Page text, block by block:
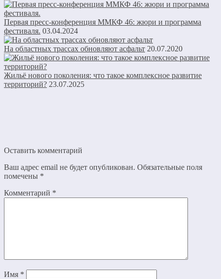
Первая пресс-конференция ММКФ 46: жюри и программа
фестиваля. 03.04.2024
На областных трассах обновляют асфальт 20.07.2020
Жильё нового поколения: что такое комплексное развитие
территорий? 23.07.2025
Оставить комментарий
Ваш адрес email не будет опубликован. Обязательные поля
помечены *
Комментарий *
Имя *